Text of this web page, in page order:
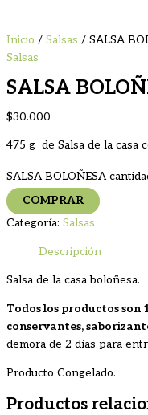
Inicio / Salsas / SALSA
Salsas
SALSA
$30.000
475 g de Salsa de la casa
SALSA BOLOÑESA
COMPRAR
Categoría: Salsas
Descripción
Salsa de la casa boloñesa.
Todos los productos son
conservantes,
demora de 2 días para
Producto Congelado.
Productos